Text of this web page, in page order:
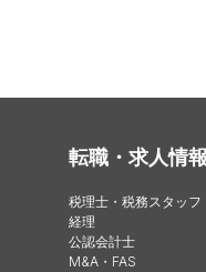
転職・求人情
税理士・税務スタッフ
経理
公認会計士
M&A・FAS